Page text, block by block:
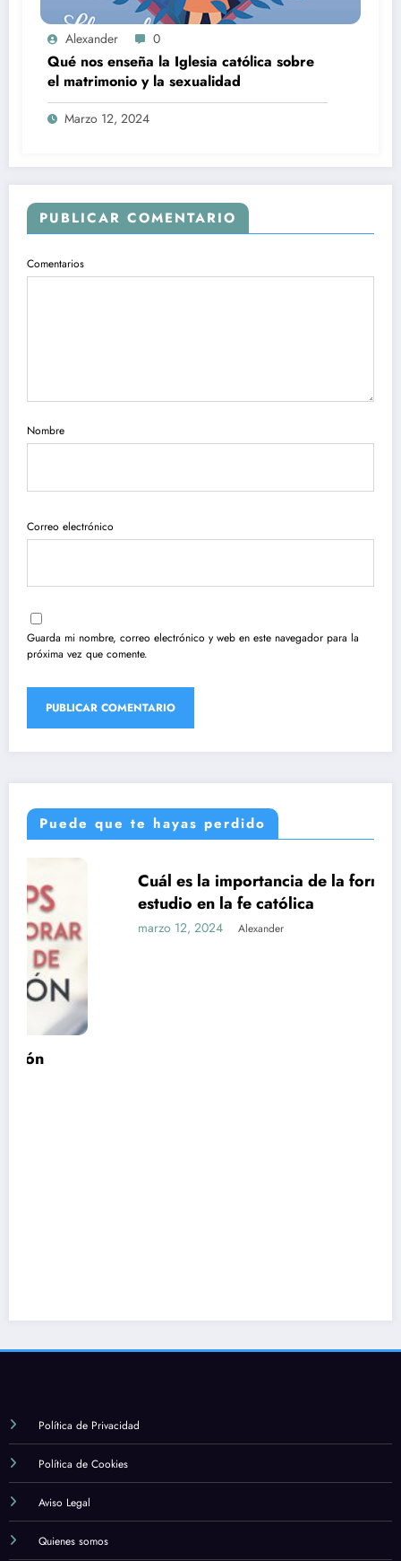
Alexander 0
Qué nos enseña la Iglesia católica sobre
el matrimonio y la sexualidad
Marzo 12, 2024
PUBLICAR COMENTARIO
Comentarios
Nombre
Correo electrónico
Guarda mi nombre, correo electrónico y web en este navegador para la
próxima vez que comente.
Puede que te hayas perdido
Cuál es la importancia de la formación y el
estudio en la fe católica
marzo 12, 2024 Alexander
Política de Privacidad
Política de Cookies
Aviso Legal
Quienes somos